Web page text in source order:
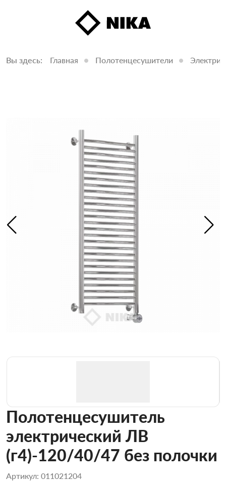
Вы здесь: Главная Полотенцесушители
Полотенцесушитель
электрический ЛВ
(г4)-120/40/47 без полочки
Артикул: 011021204